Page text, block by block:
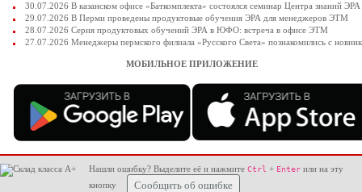
30.07.2026 В казанском офисе «Баткомплекта» состоялся семинар Центра знаний ЭРА
29.07.2026 В Перми проведены продуктовые обучения ЭРА для менеджеров ЭТМ
28.07.2026 Серия продуктовых обучений ЭРА в ЮФО: встреча в офисе ЭТМ
27.07.2026 Менеджеры пермского филиала «Русского Света» познакомились с
МОБИЛЬНОЕ ПРИЛОЖЕНИЕ
Нашли ошибку? Выделите её и нажмите Ctrl + Enter или на эту
кнопку
Сообщить об ошибке